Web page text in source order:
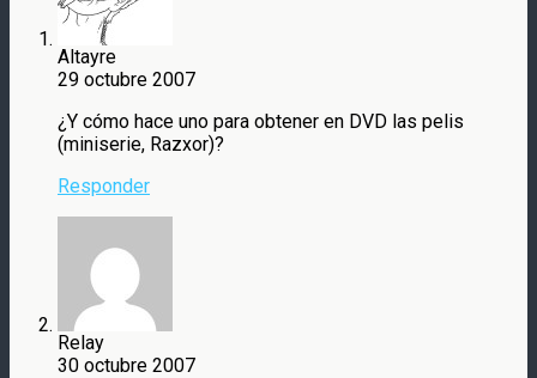
Altayre
29 octubre 2007
¿Y cómo hace uno para obtener en DVD las pelis
(miniserie, Razxor)?
Responder
Relay
30 octubre 2007